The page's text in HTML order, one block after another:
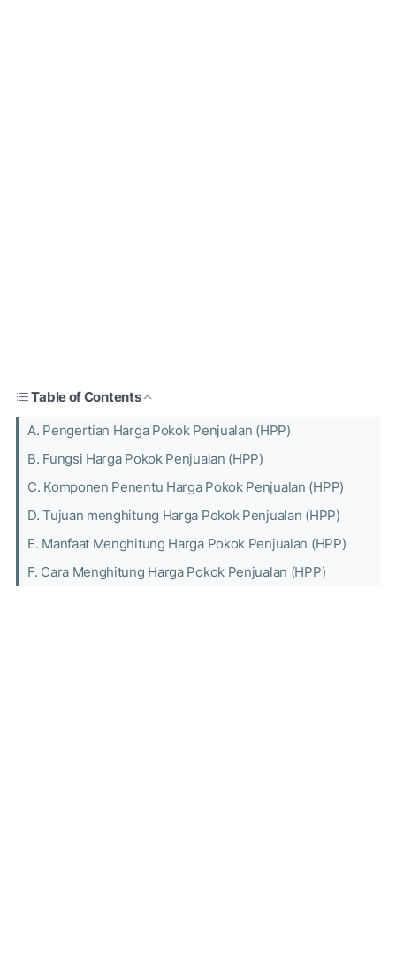
Table of Contents
A. Pengertian Harga Pokok Penjualan (HPP)
B. Fungsi Harga Pokok Penjualan (HPP)
C. Komponen Penentu Harga Pokok Penjualan (HPP)
D. Tujuan menghitung Harga Pokok Penjualan (HPP)
E. Manfaat Menghitung Harga Pokok Penjualan (HPP)
F. Cara Menghitung Harga Pokok Penjualan (HPP)